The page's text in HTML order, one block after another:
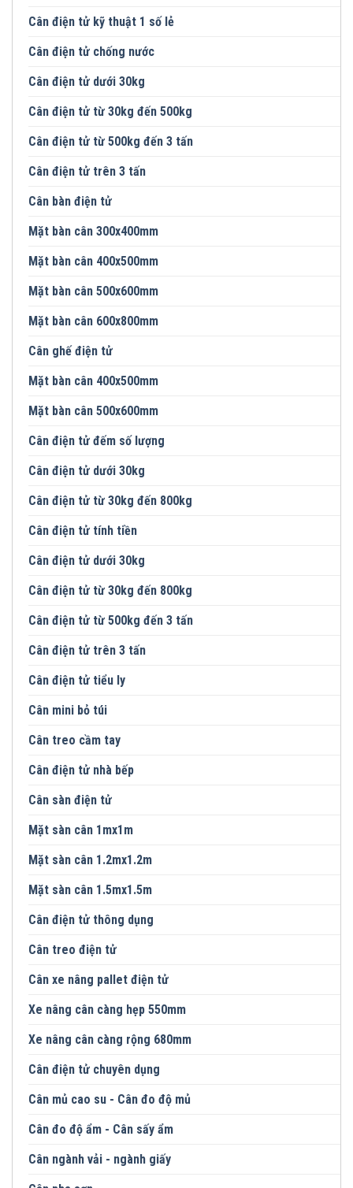
Cân điện tử kỹ thuật 1 số lẻ
Cân điện tử chống nước
Cân điện tử dưới 30kg
Cân điện tử từ 30kg đến 500kg
Cân điện tử từ 500kg đến 3 tấn
Cân điện tử trên 3 tấn
Cân bàn điện tử
Mặt bàn cân 300x400mm
Mặt bàn cân 400x500mm
Mặt bàn cân 500x600mm
Mặt bàn cân 600x800mm
Cân ghế điện tử
Mặt bàn cân 400x500mm
Mặt bàn cân 500x600mm
Cân điện tử đếm số lượng
Cân điện tử dưới 30kg
Cân điện tử từ 30kg đến 800kg
Cân điện tử tính tiền
Cân điện tử dưới 30kg
Cân điện tử từ 30kg đến 800kg
Cân điện tử từ 500kg đến 3 tấn
Cân điện tử trên 3 tấn
Cân điện tử tiểu ly
Cân mini bỏ túi
Cân treo cầm tay
Cân điện tử nhà bếp
Cân sàn điện tử
Mặt sàn cân 1mx1m
Mặt sàn cân 1.2mx1.2m
Mặt sàn cân 1.5mx1.5m
Cân điện tử thông dụng
Cân treo điện tử
Cân xe nâng pallet điện tử
Xe nâng cân càng hẹp 550mm
Xe nâng cân càng rộng 680mm
Cân điện tử chuyên dụng
Cân mủ cao su - Cân đo độ mủ
Cân đo độ ẩm - Cân sấy ẩm
Cân ngành vải - ngành giấy